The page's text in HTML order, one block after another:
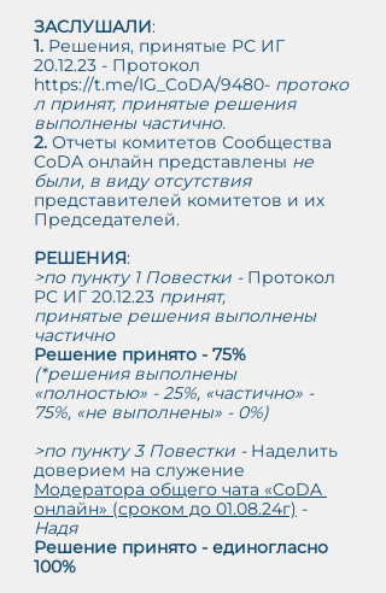
ЗАСЛУШАЛИ:
1. Решения, принятые РС ИГ
20.12.23 - Протокол
https://t.me/IG_CoDA/9480- протоко
л принят, принятые решения
выполнены частично.
2. Отчеты комитетов Сообщества
CoDA онлайн представлены не
были, в виду отсутствия
представителей комитетов и их
Председателей.
РЕШЕНИЯ:
>по пункту 1 Повестки - Протокол
РС ИГ 20.12.23 принят,
принятые решения выполнены
частично
Решение принято - 75%
(*решения выполнены
«полностью» - 25%, «частично» -
75%, «не выполнены» - 0%)
>по пункту 3 Повестки - Наделить
доверием на служение
Модератора общего чата «CoDA
онлайн» (сроком до 01.08.24г) -
Надя
Решение принято - единогласно
100%